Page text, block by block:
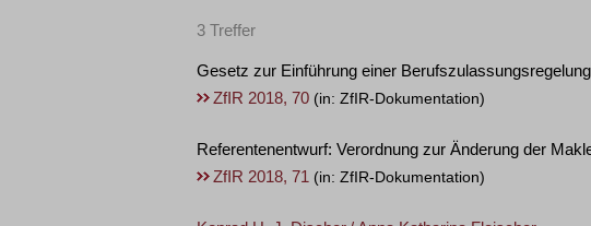
3 Treffer
Gesetz zur Einführung einer
ZfIR 2018, 70 (in: ZfIR-Dokumentation)
Referentenentwurf: Verordnung zur Änderung der
ZfIR 2018, 71 (in: ZfIR-Dokumentation)